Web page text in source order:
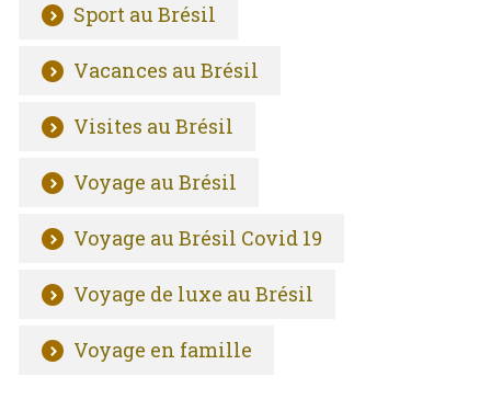
Sport au Brésil
Vacances au Brésil
Visites au Brésil
Voyage au Brésil
Voyage au Brésil Covid 19
Voyage de luxe au Brésil
Voyage en famille